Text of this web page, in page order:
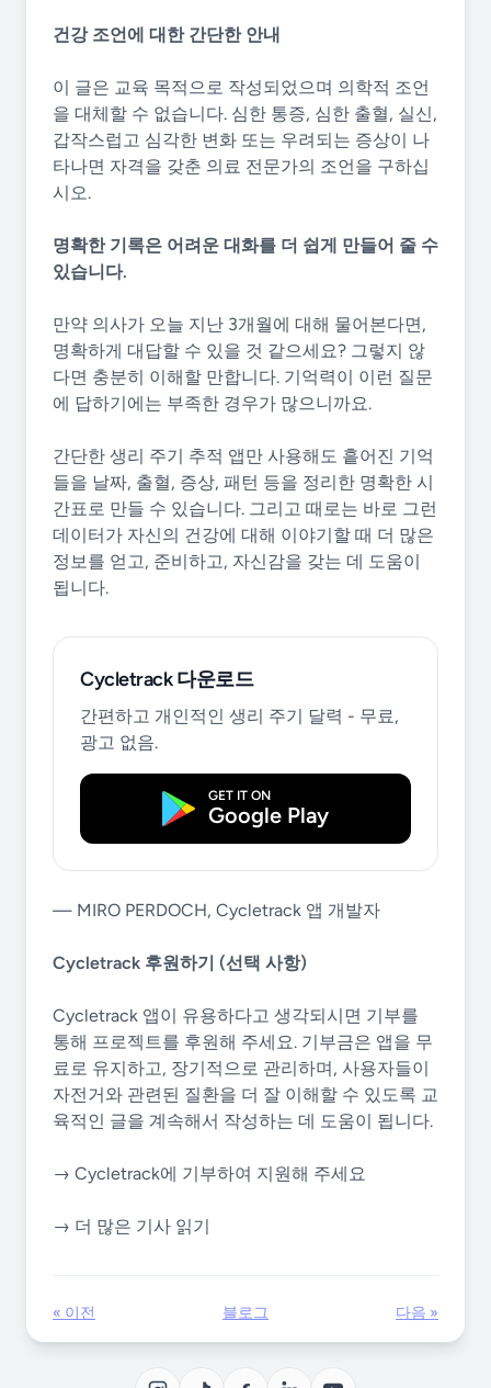
건강 조언에 대한 간단한 안내
이 글은 교육 목적으로 작성되었으며 의학적 조언
을 대체할 수 없습니다. 심한 통증, 심한 출혈, 실신,
갑작스럽고 심각한 변화 또는 우려되는 증상이 나
타나면 자격을 갖춘 의료 전문가의 조언을 구하십
시오.
명확한 기록은 어려운 대화를 더 쉽게 만들어 줄 수
있습니다.
만약 의사가 오늘 지난 3개월에 대해 물어본다면,
명확하게 대답할 수 있을 것 같으세요? 그렇지 않
다면 충분히 이해할 만합니다. 기억력이 이런 질문
에 답하기에는 부족한 경우가 많으니까요.
간단한 생리 주기 추적 앱만 사용해도 흩어진 기억
들을 날짜, 출혈, 증상, 패턴 등을 정리한 명확한 시
간표로 만들 수 있습니다. 그리고 때로는 바로 그런
데이터가 자신의 건강에 대해 이야기할 때 더 많은
정보를 얻고, 준비하고, 자신감을 갖는 데 도움이
됩니다.
Cycletrack 다운로드
간편하고 개인적인 생리 주기 달력 - 무료,
광고 없음.
GET IT ON
Google Play
— MIRO PERDOCH, Cycletrack 앱 개발자
Cycletrack 후원하기 (선택 사항)
Cycletrack 앱이 유용하다고 생각되시면 기부를
통해 프로젝트를 후원해 주세요. 기부금은 앱을 무
료로 유지하고, 장기적으로 관리하며, 사용자들이
자전거와 관련된 질환을 더 잘 이해할 수 있도록 교
육적인 글을 계속해서 작성하는 데 도움이 됩니다.
→ Cycletrack에 기부하여 지원해 주세요
→ 더 많은 기사 읽기
« 이전 블로그 다음 »